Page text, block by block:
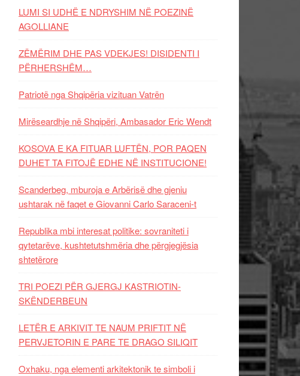
LUMI SI UDHË E NDRYSHIM NË POEZINË
AGOLLIANE
ZËMËRIM DHE PAS VDEKJES! DISIDENTI I
PËRHERSHËM…
Patriotë nga Shqipëria vizituan Vatrën
Mirëseardhje në Shqipëri, Ambasador Eric Wendt
KOSOVA E KA FITUAR LUFTËN, POR PAQEN
DUHET TA FITOJË EDHE NË INSTITUCIONE!
Scanderbeg, mburoja e Arbërisë dhe gjeniu
ushtarak në faqet e Giovanni Carlo Saraceni-t
Republika mbi interesat politike: sovraniteti i
qytetarëve, kushtetutshmëria dhe përgjegjësia
shtetërore
TRI POEZI PËR GJERGJ KASTRIOTIN-
SKËNDERBEUN
LETËR E ARKIVIT TE NAUM PRIFTIT NË
PERVJETORIN E PARE TE DRAGO SILIQIT
Oxhaku, nga elementi arkitektonik te simboli i